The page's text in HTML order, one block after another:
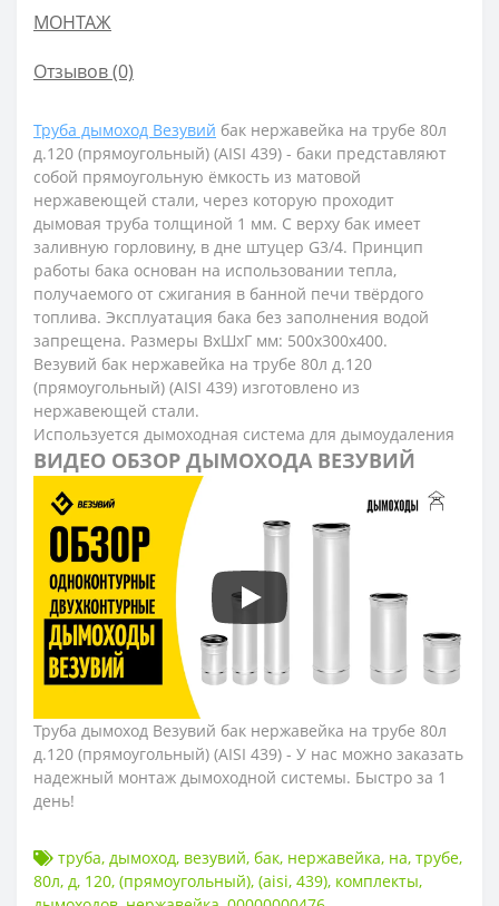
МОНТАЖ
Отзывов (0)
Труба дымоход Везувий бак нержавейка на трубе 80л
д.120 (прямоугольный) (AISI 439) - баки представляют
собой прямоугольную ёмкость из матовой
нержавеющей стали, через которую проходит
дымовая труба толщиной 1 мм. С верху бак имеет
заливную горловину, в дне штуцер G3/4. Принцип
работы бака основан на использовании тепла,
получаемого от сжигания в банной печи твёрдого
топлива. Эксплуатация бака без заполнения водой
запрещена. Размеры ВхШхГ мм: 500х300х400.
Везувий бак нержавейка на трубе 80л д.120
(прямоугольный) (AISI 439) изготовлено из
нержавеющей стали.
Используется дымоходная система для дымоудаления
ВИДЕО ОБЗОР ДЫМОХОДА ВЕЗУВИЙ
Труба дымоход Везувий бак нержавейка на трубе 80л
д.120 (прямоугольный) (AISI 439) - У нас можно заказать
надежный монтаж дымоходной системы. Быстро за 1
день!
труба, дымоход, везувий, бак, нержавейка, на, трубе,
80л, д, 120, (прямоугольный), (aisi, 439), комплекты,